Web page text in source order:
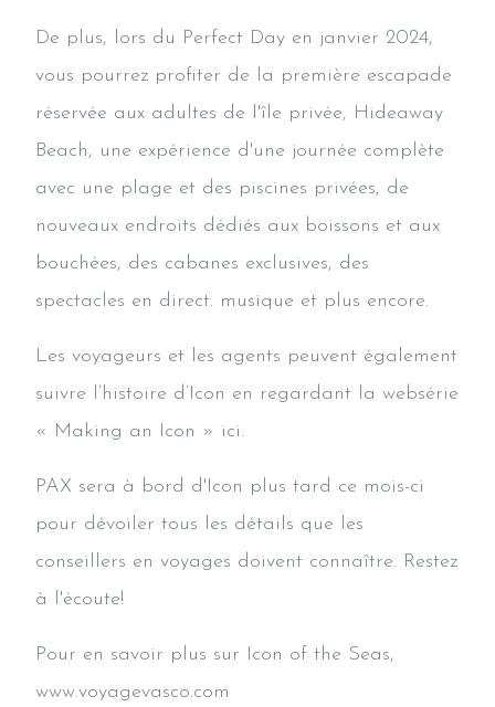
De plus, lors du Perfect Day en janvier 2024,
vous pourrez profiter de la première escapade
réservée aux adultes de l'île privée, Hideaway
Beach, une expérience d'une journée complète
avec une plage et des piscines privées, de
nouveaux endroits dédiés aux boissons et aux
bouchées, des cabanes exclusives, des
spectacles en direct. musique et plus encore.
Les voyageurs et les agents peuvent également
suivre l’histoire d’Icon en regardant la websérie
« Making an Icon » ici.
PAX sera à bord d'Icon plus tard ce mois-ci
pour dévoiler tous les détails que les
conseillers en voyages doivent connaître. Restez
à l'écoute!
Pour en savoir plus sur Icon of the Seas,
www.voyagevasco.com